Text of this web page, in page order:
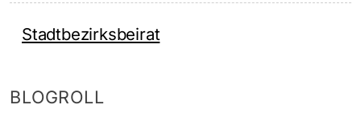
Stadtbezirksbeirat
BLOGROLL